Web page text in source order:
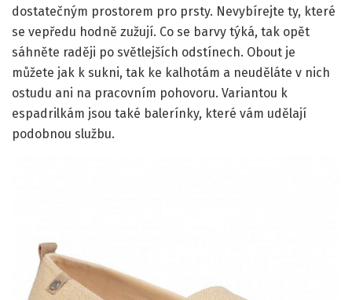
dostatečným prostorem pro prsty. Nevybírejte ty, které
se vepředu hodně zužují. Co se barvy týká, tak opět
sáhněte raději po světlejších odstínech. Obout je
můžete jak k sukni, tak ke kalhotám a neuděláte v nich
ostudu ani na pracovním pohovoru. Variantou k
espadrilkám jsou také balerínky, které vám udělají
podobnou službu.